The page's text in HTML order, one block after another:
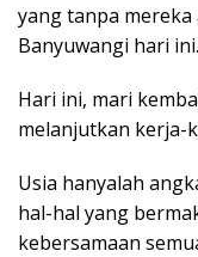
yang tanpa mereka
Banyuwangi hari ini.
Hari ini, mari
melanjutkan kerja-
Usia hanyalah
hal-hal yang
kebersamaan